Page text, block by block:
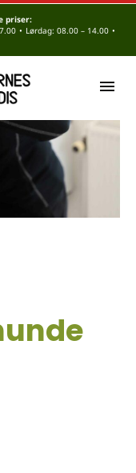
priser:
• Lørdag: 08.00 – 14.00 •